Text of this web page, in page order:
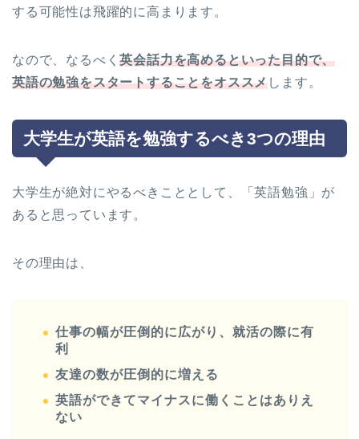
する可能性は飛躍的に高まります。
なので、なるべく英会話力を高めるといった目的で、
英語の勉強をスタートすることをオススメします。
大学生が英語を勉強するべき3つの理由
大学生が絶対にやるべきこととして、「英語勉強」が
あると思っています。
その理由は、
仕事の幅が圧倒的に広がり、就活の際に有
利
友達の数が圧倒的に増える
英語ができてマイナスに働くことはありえ
ない